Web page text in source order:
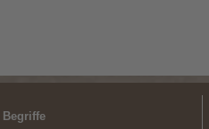
Begriffe